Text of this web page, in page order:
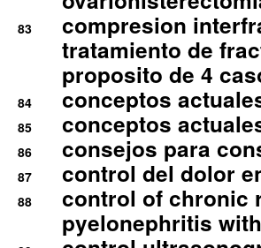
83
compresion
tratamiento de
proposito de 4
84 conceptos
85 conceptos
86 consejos para
87 control del dolor
88
control of chronic
pyelonephritis